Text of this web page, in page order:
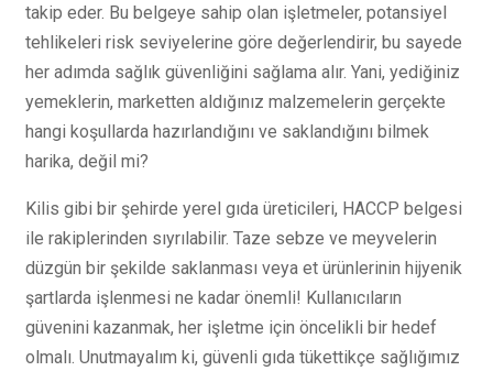
takip eder. Bu belgeye sahip olan işletmeler, potansiyel
tehlikeleri risk seviyelerine göre değerlendirir, bu sayede
her adımda sağlık güvenliğini sağlama alır. Yani, yediğiniz
yemeklerin, marketten aldığınız malzemelerin gerçekte
hangi koşullarda hazırlandığını ve saklandığını bilmek
harika, değil mi?
Kilis gibi bir şehirde yerel gıda üreticileri, HACCP belgesi
ile rakiplerinden sıyrılabilir. Taze sebze ve meyvelerin
düzgün bir şekilde saklanması veya et ürünlerinin hijyenik
şartlarda işlenmesi ne kadar önemli! Kullanıcıların
güvenini kazanmak, her işletme için öncelikli bir hedef
olmalı. Unutmayalım ki, güvenli gıda tükettikçe sağlığımız